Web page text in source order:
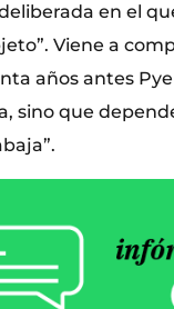
en el
Viene a
años antes Pye
sino que